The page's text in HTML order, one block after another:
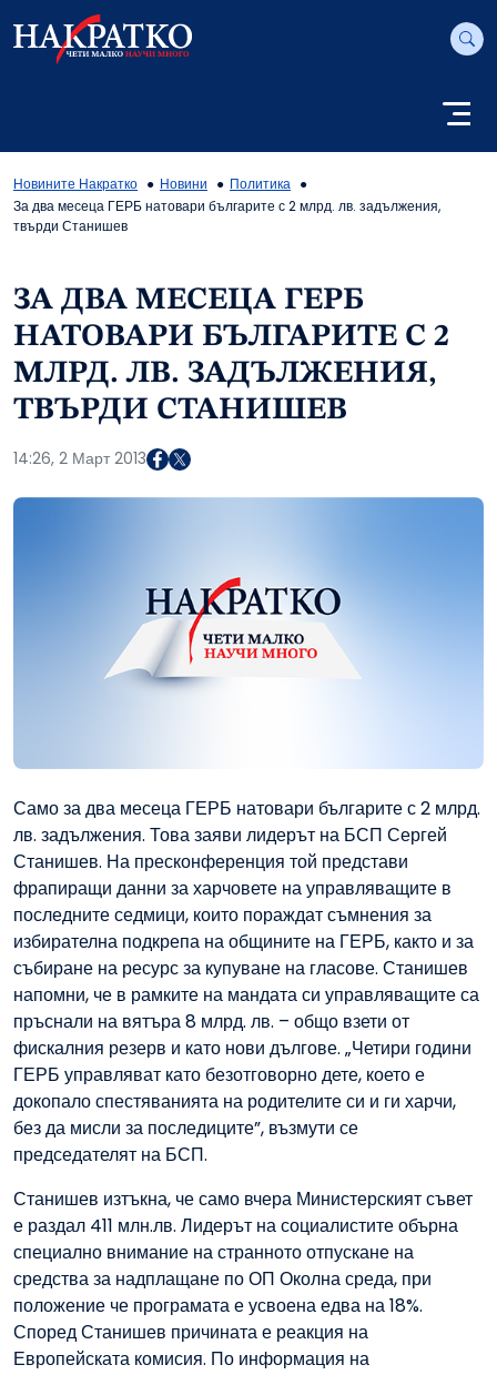
Новините Накратко Новини
Политика
За два месеца ГЕРБ натовари българите с 2 млрд. лв. задължения,
твърди Станишев
ЗА ДВА МЕСЕЦА ГЕРБ
НАТОВАРИ БЪЛГАРИТЕ С 2
МЛРД. ЛВ. ЗАДЪЛЖЕНИЯ,
ТВЪРДИ СТАНИШЕВ
14:26, 2 Март 2013
Само за два месеца ГЕРБ натовари българите с 2 млрд.
лв. задължения. Това заяви лидерът на БСП Сергей
Станишев. На пресконференция той представи
фрапиращи данни за харчовете на управляващите в
последните седмици, които пораждат съмнения за
избирателна подкрепа на общините на ГЕРБ, както и за
събиране на ресурс за купуване на гласове. Станишев
напомни, че в рамките на мандата си управляващите са
пръснали на вятъра 8 млрд. лв. – общо взети от
фискалния резерв и като нови дългове. „Четири години
ГЕРБ управляват като безотговорно дете, което е
докопало спестяванията на родителите си и ги харчи,
без да мисли за последиците”, възмути се
председателят на БСП.
Станишев изтъкна, че само вчера Министерският съвет
е раздал 411 млн.лв. Лидерът на социалистите обърна
специално внимание на странното отпускане на
средства за надплащане по ОП Околна среда, при
положение че програмата е усвоена едва на 18%.
Според Станишев причината е реакция на
Европейската комисия. По информация на